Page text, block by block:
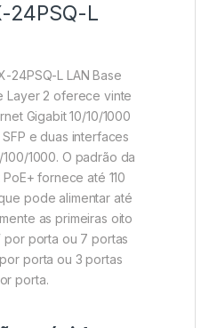
24PSQ-L
24PSQ-L LAN Base
Layer 2 oferece vinte
Gigabit 10/10/1000
e duas interfaces
1000. O padrão da
fornece até 110
pode alimentar até
as primeiras oito
por porta ou 7 portas
porta ou 3 portas
porta.